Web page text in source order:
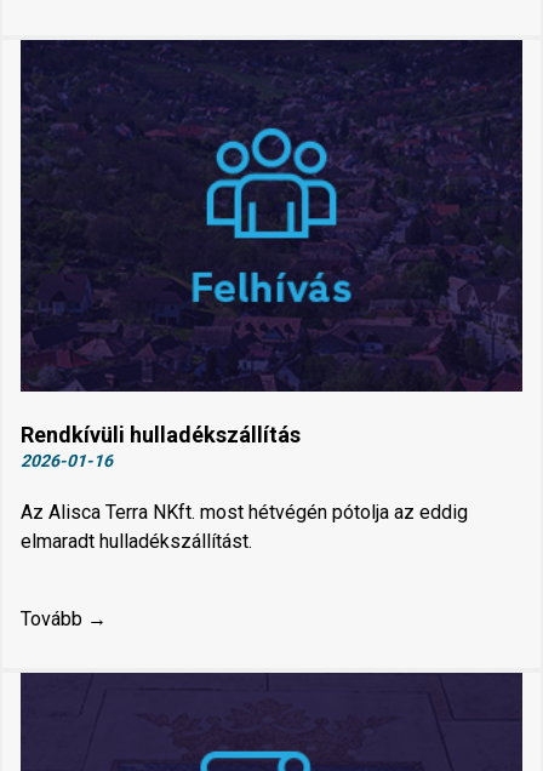
Rendkívüli hulladékszállítás
2026-01-16
Az Alisca Terra NKft. most hétvégén pótolja az eddig
elmaradt hulladékszállítást.
Tovább →